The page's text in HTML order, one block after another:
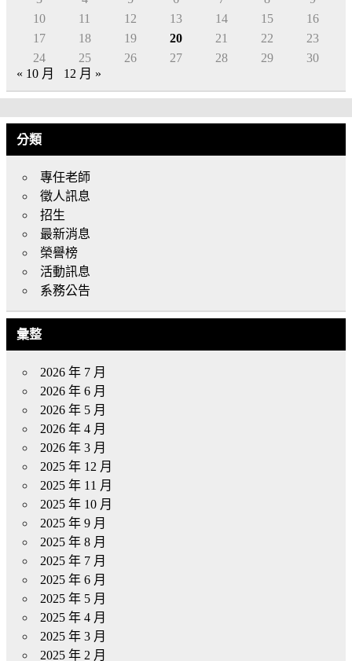
10
11 12 13 14 15
16
17
18 19 20 21 22
23
24
25 26 27 28 29
30
« 10 月
12 月 »
分類
專任老師
徵人訊息
招生
最新消息
榮譽榜
活動訊息
系務公告
彙整
2026 年 7 月
2026 年 6 月
2026 年 5 月
2026 年 4 月
2026 年 3 月
2025 年 12 月
2025 年 11 月
2025 年 10 月
2025 年 9 月
2025 年 8 月
2025 年 7 月
2025 年 6 月
2025 年 5 月
2025 年 4 月
2025 年 3 月
2025 年 2 月